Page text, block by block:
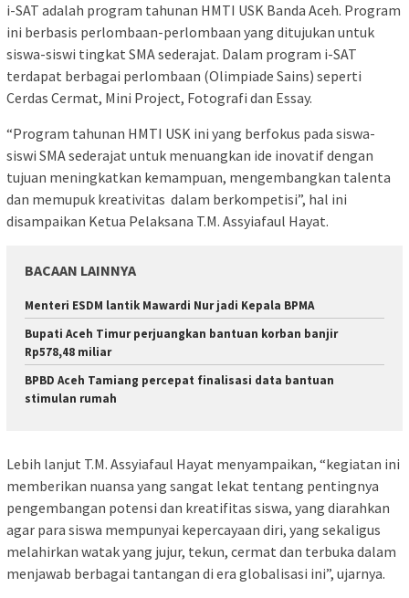
i-SAT adalah program tahunan HMTI USK Banda Aceh. Program
ini berbasis perlombaan-perlombaan yang ditujukan untuk
siswa-siswi tingkat SMA sederajat. Dalam program i-SAT
terdapat berbagai perlombaan (Olimpiade Sains) seperti
Cerdas Cermat, Mini Project, Fotografi dan Essay.
“Program tahunan HMTI USK ini yang berfokus pada siswa-
siswi SMA sederajat untuk menuangkan ide inovatif dengan
tujuan meningkatkan kemampuan, mengembangkan talenta
dan memupuk kreativitas dalam berkompetisi”, hal ini
disampaikan Ketua Pelaksana T.M. Assyiafaul Hayat.
BACAAN LAINNYA
Menteri ESDM lantik Mawardi Nur jadi Kepala BPMA
Bupati Aceh Timur perjuangkan bantuan korban banjir
Rp578,48 miliar
BPBD Aceh Tamiang percepat finalisasi data bantuan
stimulan rumah
Lebih lanjut T.M. Assyiafaul Hayat menyampaikan, “kegiatan ini
memberikan nuansa yang sangat lekat tentang pentingnya
pengembangan potensi dan kreatifitas siswa, yang diarahkan
agar para siswa mempunyai kepercayaan diri, yang sekaligus
melahirkan watak yang jujur, tekun, cermat dan terbuka dalam
menjawab berbagai tantangan di era globalisasi ini”, ujarnya.